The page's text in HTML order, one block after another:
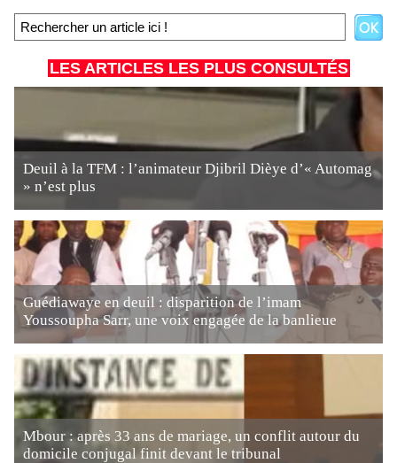
LES ARTICLES LES PLUS CONSULTÉS
Deuil à la TFM : l’animateur Djibril Dièye d’« Automag
» n’est plus
Guédiawaye en deuil : disparition de l’imam
Youssoupha Sarr, une voix engagée de la banlieue
Mbour : après 33 ans de mariage, un conflit autour du
domicile conjugal finit devant le tribunal